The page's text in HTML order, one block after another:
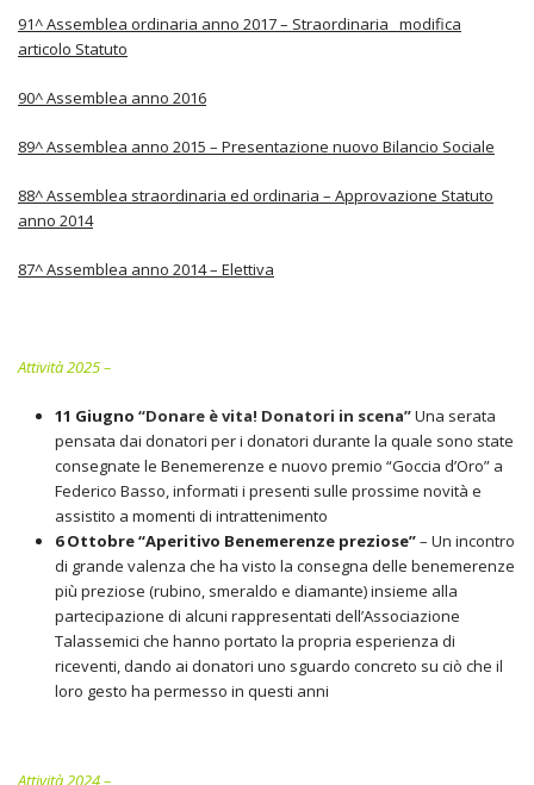
91^ Assemblea ordinaria anno 2017 – Straordinaria _modifica
articolo Statuto
90^ Assemblea anno 2016
89^ Assemblea anno 2015 – Presentazione nuovo Bilancio Sociale
88^ Assemblea straordinaria ed ordinaria – Approvazione Statuto
anno 2014
87^ Assemblea anno 2014 – Elettiva
Attività 2025 –
11 Giugno “Donare è vita! Donatori in scena”Una serata
pensata dai donatori per i donatori durante la quale sono state
consegnate le Benemerenze e nuovo premio “Goccia d’Oro” a
Federico Basso, informati i presenti sulle prossime novità e
assistito a momenti di intrattenimento
6 Ottobre “Aperitivo Benemerenze preziose”– Un incontro
di grande valenza che ha visto la consegna delle benemerenze
più preziose (rubino, smeraldo e diamante) insieme alla
partecipazione di alcuni rappresentati dell’Associazione
Talassemici che hanno portato la propria esperienza di
riceventi, dando ai donatori uno sguardo concreto su ciò che il
loro gesto ha permesso in questi anni
Attività 2024 –